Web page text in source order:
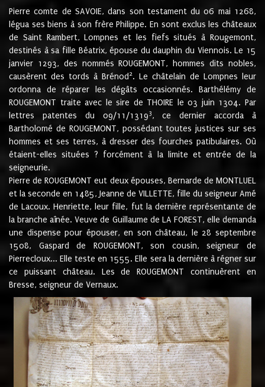
Pierre comte de SAVOIE, dans son testament du 06 mai 1268,
légua ses biens à son frère Philippe. En sont exclus les châteaux
de Saint Rambert, Lompnes et les fiefs situés à Rougemont,
destinés à sa fille Béatrix, épouse du dauphin du Viennois. Le 15
janvier 1293, des nommés ROUGEMONT, hommes dits nobles,
causèrent des tords à Brénod 2. Le châtelain de Lompnes leur
ordonna de réparer les dégâts occasionnés. Barthélémy de
ROUGEMONT traite avec le sire de THOIRE le 03 juin 1304. Par
lettres patentes du 09/11/13193, ce dernier accorda à
Bartholomé de ROUGEMONT, possédant toutes justices sur ses
hommes et ses terres, à dresser des fourches patibulaires. Où
étaient-elles situées ? forcément à la limite et entrée de la
seigneurie.
Pierre de ROUGEMONT eut deux épouses, Bernarde de MONTLUEL
et la seconde en 1485, Jeanne de VILLETTE, fille du seigneur Amé
de Lacoux. Henriette, leur fille, fut la dernière représentante de
la branche aînée. Veuve de Guillaume de LA FOREST, elle demanda
une dispense pour épouser, en son château, le 28 septembre
1508, Gaspard de ROUGEMONT, son cousin, seigneur de
Pierrecloux... Elle teste en 1555. Elle sera la dernière à régner sur
ce puissant château. Les de ROUGEMONT continuèrent en
Bresse, seigneur de Vernaux.